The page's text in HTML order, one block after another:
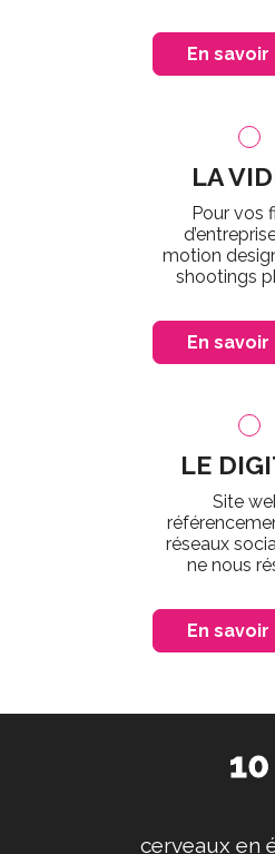
En savoir
LA
Pour vos
motion
shootings
En savoir
LE
Site
réseaux
ne nous
En savoir
10
cerveaux en